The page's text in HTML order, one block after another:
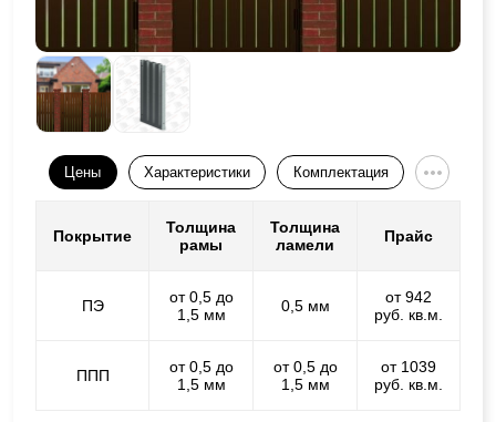
Цены Характеристики Комплектация
Покрытие
Толщина
рамы
Толщина
ламели
Прайс
ПЭ
от 0,5 до
1,5 мм
0,5 мм
от 942
руб. кв.м.
ППП
от 0,5 до
1,5 мм
от 0,5 до
1,5 мм
от 1039
руб. кв.м.